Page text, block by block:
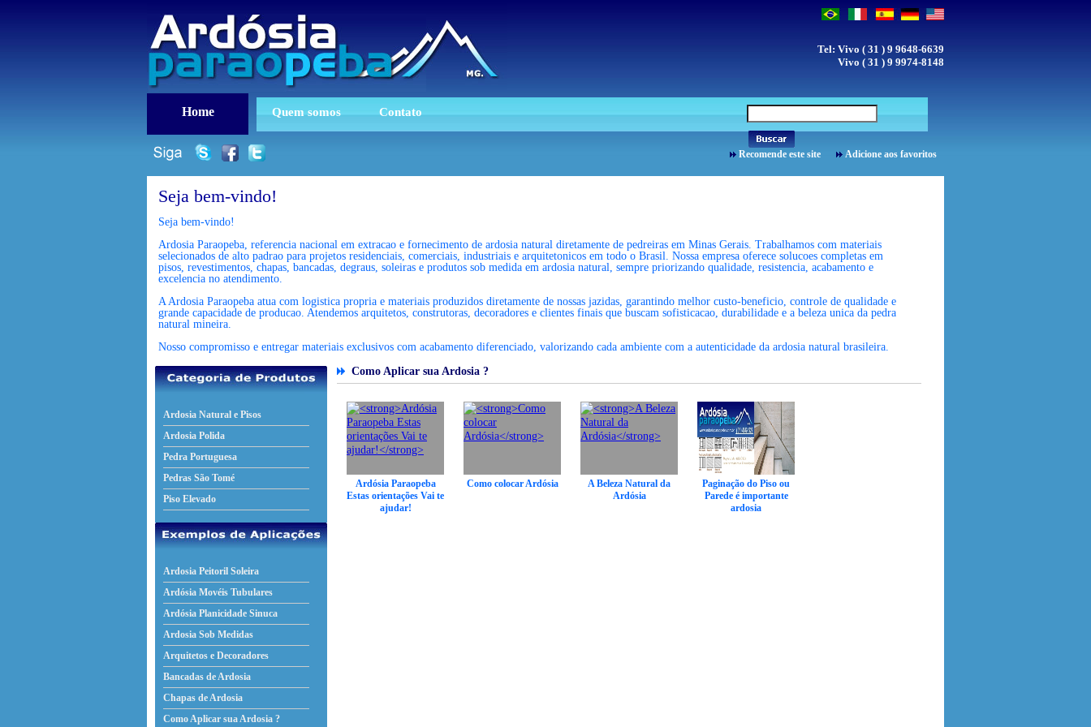
Tel: Vivo ( 31 ) 9 9648-6639
Vivo ( 31 ) 9 9974-8148
Home Quem somos Contato
Recomende este site Adicione aos favoritos
Seja bem-vindo!
Seja bem-vindo!
Ardosia Paraopeba, referencia nacional em extracao e fornecimento de ardosia natural diretamente de pedreiras em Minas Gerais. Trabalhamos com materiais
selecionados de alto padrao para projetos residenciais, comerciais, industriais e arquitetonicos em todo o Brasil. Nossa empresa oferece solucoes completas em
pisos, revestimentos, chapas, bancadas, degraus, soleiras e produtos sob medida em ardosia natural, sempre priorizando qualidade, resistencia, acabamento e
excelencia no atendimento.
A Ardosia Paraopeba atua com logistica propria e materiais produzidos diretamente de nossas jazidas, garantindo melhor custo-beneficio, controle de qualidade e
grande capacidade de producao. Atendemos arquitetos, construtoras, decoradores e clientes finais que buscam sofisticacao, durabilidade e a beleza unica da pedra
natural mineira.
Nosso compromisso e entregar materiais exclusivos com acabamento diferenciado, valorizando cada ambiente com a autenticidade da ardosia natural brasileira.
Ardosia Natural e Pisos
Ardosia Polida
Pedra Portuguesa
Pedras São Tomé
Piso Elevado
Ardosia Peitoril Soleira
Ardósia Movéis Tubulares
Ardósia Planicidade Sinuca
Ardosia Sob Medidas
Arquitetos e Decoradores
Bancadas de Ardosia
Chapas de Ardosia
Como Aplicar sua Ardosia ?
Como Aplicar sua Ardosia ?
Ardósia Paraopeba
Estas orientações Vai te
ajudar!
Como colocar Ardósia
A Beleza Natural da
Ardósia
Paginação do Piso ou
Parede é importante
ardosia